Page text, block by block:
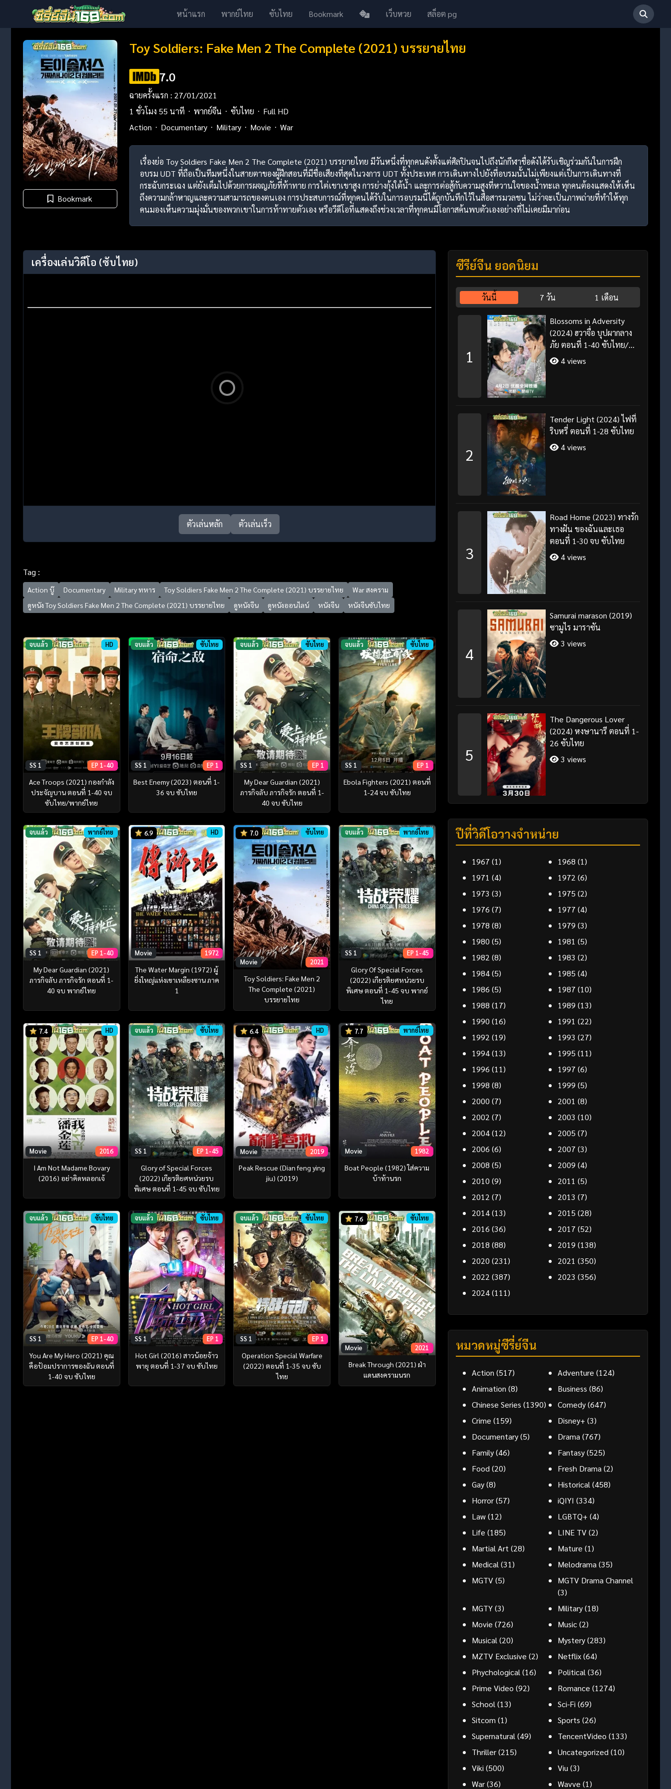
หน้าแรก พากย์ไทย ซับไทย Bookmark เว็บหวย สล็อต pg
Bookmark
Toy Soldiers: Fake Men 2 The Complete (2021) บรรยายไทย
7.0
ฉายครั้งแรก : 27/01/2021
1 ชั่วโมง 55 นาที
พากย์จีน ซับไทย
Full HD
Action
Documentary Military Movie War
เรื่องย่อ Toy Soldiers Fake Men 2 The Complete (2021) บรรยายไทย มีวันหนึ่งที่ทุกคนดังตั้งแต่ศิลปินจนไปถึงนักกีฬาชื่อดังได้รับเชิญร่วมกันในการฝึก
อบรม UDT ที่ถือเป็นทีมหนึ่งในสายตาของผู้ฝึกสอนที่มีชื่อเสียงที่สุดในวงการ UDT ทั้งประเทศ การเดินทางไปยังที่อบรมนั้นไม่เพียงแต่เป็นการเดินทางที่
กระฉับกระเฉง แต่ยังเต็มไปด้วยการผจญภัยที่ท้าทาย การไต่เขาเขาสูง การย่างกุ้งใต้น้ำ และการต่อสู้กับความสูงที่หวานใจของน้ำทะเล ทุกคนต้องแสดงให้เห็น
ถึงความกล้าหาญและความสามารถของตนเอง การประสบการณ์ที่ทุกคนได้รับในการอบรมนี้ได้ถูกบันทึกไว้ในสื่อสารมวลชน ไม่ว่าจะเป็นภาพถ่ายที่ทำให้ทุก
คนมองเห็นความมุ่งมั่นของพวกเขาในการท้าทายตัวเอง หรือวีดีโอที่แสดงถึงช่วงเวลาที่ทุกคนมีโอกาสค้นพบตัวเองอย่างที่ไม่เคยมีมาก่อน
เครื่องเล่นวิดีโอ (ซับไทย)
ตัวเล่นหลัก ตัวเล่นเร็ว
Tag :
Action บู๊ Documentary Military ทหาร Toy Soldiers Fake Men 2 The Complete (2021) บรรยายไทย
War สงคราม
ดูหนัง Toy Soldiers Fake Men 2 The Complete (2021) บรรยายไทย
ดูหนังจีน ดูหนังออนไลน์ หนังจีน หนังจีนซับไทย
จบแล้ว HD
SS 1 EP 1-40
Ace Troops (2021) กองกำลัง
ประจัญบาน ตอนที่ 1-40 จบ
ซับไทย/พากย์ไทย
จบแล้ว ซับไทย
SS 1 EP 1
Best Enemy (2023) ตอนที่ 1-
36 จบ ซับไทย
จบแล้ว ซับไทย
SS 1 EP 1
My Dear Guardian (2021)
ภารกิจลับ ภารกิจรัก ตอนที่ 1-
40 จบ ซับไทย
จบแล้ว ซับไทย
SS 1 EP 1
Ebola Fighters (2021) ตอนที่
1-24 จบ ซับไทย
จบแล้ว พากย์ไทย
SS 1 EP 1-40
My Dear Guardian (2021)
ภารกิจลับ ภารกิจรัก ตอนที่ 1-
40 จบ พากย์ไทย
6.9 HD
Movie 1972
The Water Margin (1972) ผู้
ยิ่งใหญ่แห่งเขาเหลียงซาน ภาค
1
7.0 ซับไทย
Movie 2021
Toy Soldiers: Fake Men 2
The Complete (2021)
บรรยายไทย
จบแล้ว พากย์ไทย
SS 1 EP 1-45
Glory Of Special Forces
(2022) เกียรติยศหน่วยรบ
พิเศษ ตอนที่ 1-45 จบ พากย์
ไทย
7.4 HD
Movie 2016
I Am Not Madame Bovary
(2016) อย่าคิดหลอกเจ้
จบแล้ว ซับไทย
SS 1 EP 1-45
Glory of Special Forces
(2022) เกียรติยศหน่วยรบ
พิเศษ ตอนที่ 1-45 จบ ซับไทย
6.4 HD
Movie 2019
Peak Rescue (Dian feng ying
jiu) (2019)
7.7 พากย์ไทย
Movie 1982
Boat People (1982) ใส่ความ
บ้าท้านรก
จบแล้ว ซับไทย
SS 1 EP 1-40
You Are My Hero (2021) คุณ
คือป้อมปราการของฉัน ตอนที่
1-40 จบ ซับไทย
จบแล้ว ซับไทย
SS 1 EP 1
Hot Girl (2016) สาวน้อยจ้าว
พายุ ตอนที่ 1-37 จบ ซับไทย
จบแล้ว ซับไทย
SS 1 EP 1
Operation Special Warfare
(2022) ตอนที่ 1-35 จบ ซับ
ไทย
7.6 ซับไทย
Movie 2021
Break Through (2021) ฝ่า
แดนสงครามนรก
ซีรี่ย์จีน ยอดนิยม
วันนี้ 7 วัน 1 เดือน
1
Blossoms in Adversity
(2024) ฮวาจื่อ บุปผากลาง
ภัย ตอนที่ 1-40 ซับไทย/
พากย์ไทย
4 views
2
Tender Light (2024) ไฟที่
ริบหรี่ ตอนที่ 1-28 ซับไทย
4 views
3
Road Home (2023) ทางรัก
ทางฝัน ของฉันและเธอ
ตอนที่ 1-30 จบ ซับไทย
4 views
4
Samurai marason (2019)
ซามูไร มาราซัน
3 views
5
The Dangerous Lover
(2024) หงษานารี ตอนที่ 1-
26 ซับไทย
3 views
ปีที่วิดีโอวางจำหน่าย
1967 (1) 1968 (1)
1971 (4) 1972 (6)
1973 (3) 1975 (2)
1976 (7) 1977 (4)
1978 (8) 1979 (3)
1980 (5) 1981 (5)
1982 (8) 1983 (2)
1984(5) 1985 (4)
1986 (5) 1987 (10)
1988 (17) 1989 (13)
1990 (16) 1991 (22)
1992 (19) 1993 (27)
1994(13) 1995 (11)
1996 (11) 1997 (6)
1998 (8) 1999 (5)
2000 (7) 2001 (8)
2002 (7) 2003 (10)
2004(12) 2005 (7)
2006 (6) 2007 (3)
2008 (5) 2009 (4)
2010 (9) 2011 (5)
2012 (7) 2013 (7)
2014(13) 2015 (28)
2016 (36) 2017 (52)
2018 (88) 2019 (138)
2020 (231) 2021 (350)
2022 (387) 2023 (356)
2024(111)
หมวดหมู่ซีรี่ย์จีน
Action (517) Adventure (124)
Animation (8) Business (86)
Chinese Series (1390) Comedy(647)
Crime (159) Disney+ (3)
Documentary(5) Drama(767)
Family(46) Fantasy(525)
Food(20) Fresh Drama(2)
Gay(8) Historical(458)
Horror(57) iQIYI (334)
Law(12) LGBTQ+ (4)
Life (185) LINE TV(2)
Martial Art(28) Mature (1)
Medical(31) Melodrama(35)
MGTV(5)
MGTV Drama Channel
(3)
MGTY(3) Military(18)
Movie (726) Music(2)
Musical(20) Mystery(283)
MZTV Exclusive (2) Netflix(64)
Phychological(16) Political(36)
Prime Video (92) Romance (1274)
School(13) Sci-Fi (69)
Sitcom (1) Sports (26)
Supernatural(49) TencentVideo (133)
Thriller(215) Uncategorized(10)
Viki (500) Viu(3)
War(36) Wavve (1)